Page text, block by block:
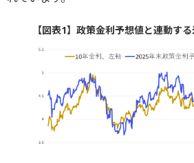
【図表1】政策金利予想値と連動す